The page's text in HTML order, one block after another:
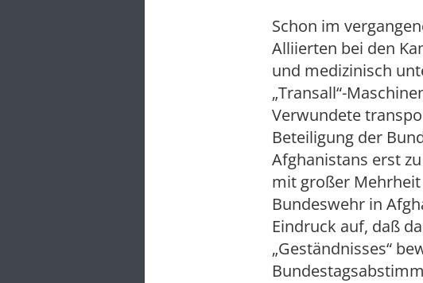
Schon im
Alliierten bei den
und medizinisch
„Transall“-
Verwundete
Beteiligung der
Afghanistans erst
mit großer
Bundeswehr in
Eindruck auf, daß
„Geständnisses“